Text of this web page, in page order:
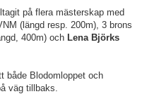
på flera mästerskap med
(längd resp. 200m), 3 brons
400m) och Lena Björks
både Blodomloppet och
väg tillbaks.